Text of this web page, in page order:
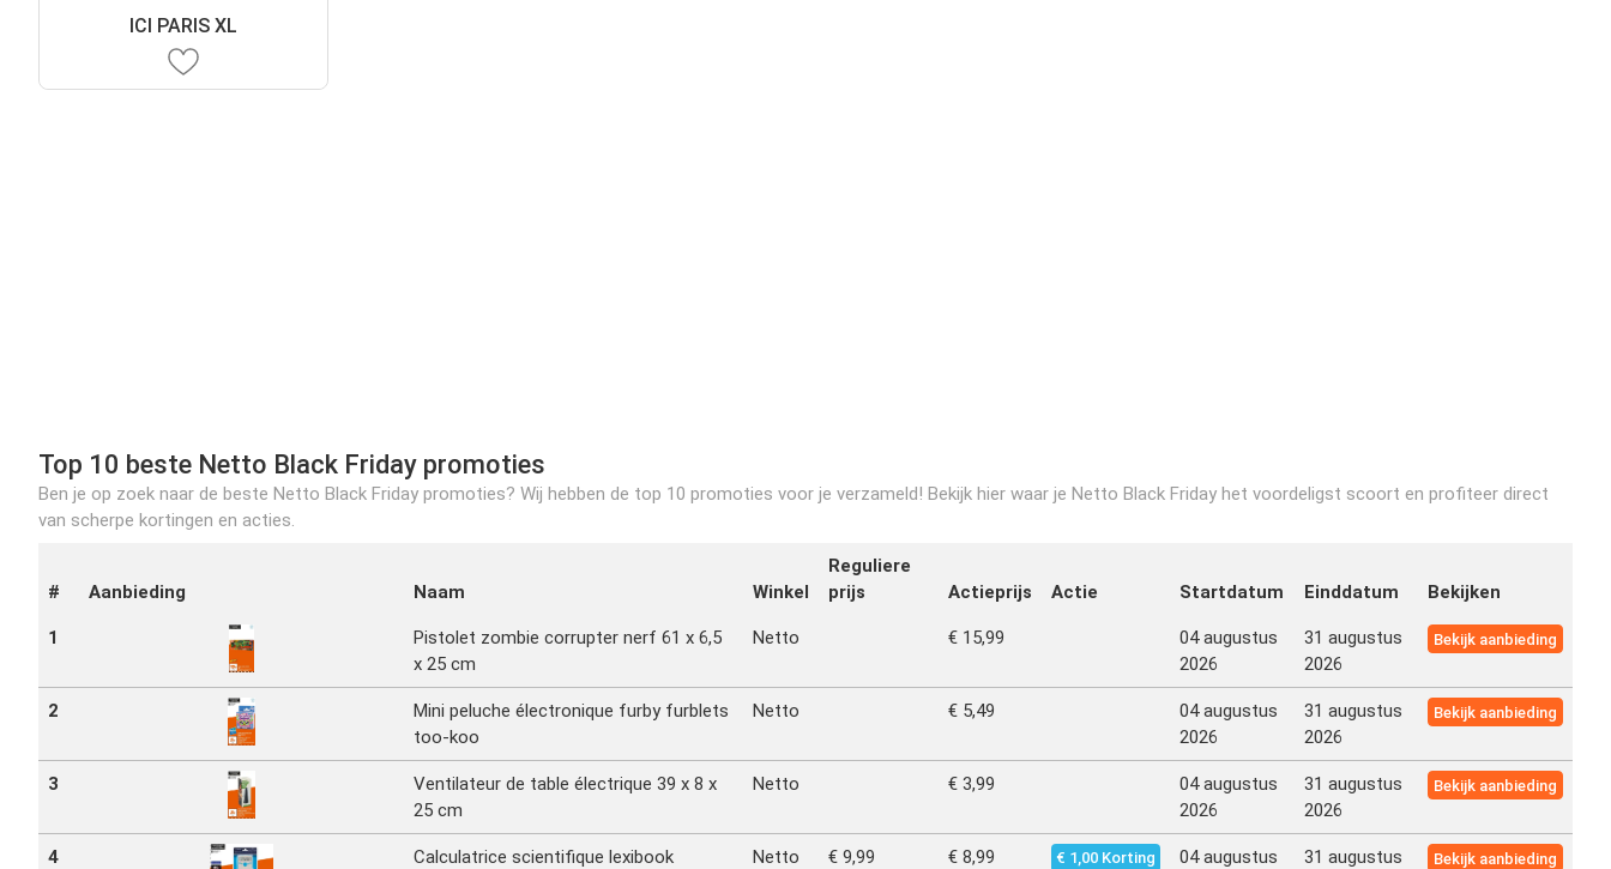
ICI PARIS XL
Top 10 beste Netto Black Friday promoties
Ben je op zoek naar de beste Netto Black Friday promoties? Wij hebben de top 10 promoties voor je verzameld! Bekijk hier waar je Netto Black Friday het voordeligst scoort en profiteer direct
van scherpe kortingen en acties.
# Aanbieding Naam Winkel
Reguliere
prijs
Actieprijs Actie Startdatum Einddatum Bekijken
1
Pistolet zombie corrupter nerf 61 x 6,5
x 25 cm
Netto € 15,99
04 augustus
2026
31 augustus
2026
Bekijk aanbieding
2
Mini peluche électronique furby furblets
too-koo
Netto € 5,49
04 augustus
2026
31 augustus
2026
Bekijk aanbieding
3
Ventilateur de table électrique 39 x 8 x
25 cm
Netto € 3,99
04 augustus
2026
31 augustus
2026
Bekijk aanbieding
4 Calculatrice scientifique lexibook Netto € 9,99 € 8,99 € 1,00 Korting
04 augustus
31 augustus
Bekijk aanbieding